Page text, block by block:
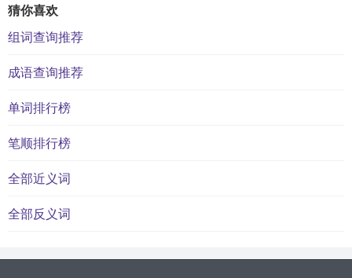
猜你喜欢
组词查询推荐
成语查询推荐
单词排行榜
笔顺排行榜
全部近义词
全部反义词